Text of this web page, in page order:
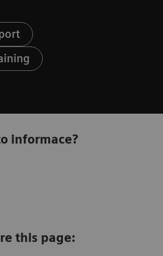
informace?
this page: